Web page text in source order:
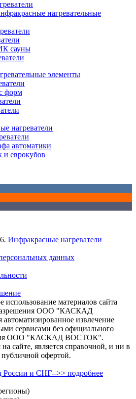
нагревательные
сауны
элементы
форм
нагреватели
автоматики
и еврокубов
Инфракрасные нагреватели
данных
материалов сайта
разрешения ООО "КАСКАД
извлечение
сервисами без официального
ООО "КАСКАД ВОСТОК".
сайте, является справочной, и ни в
публичной офертой.
России и СНГ-->> подробнее